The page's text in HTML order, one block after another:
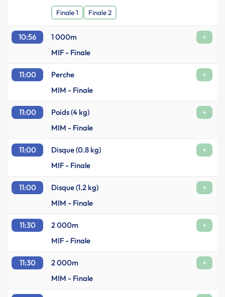
Finale 1 Finale 2
10:56 1 000m
+
MIF - Finale
11:00 Perche
+
MIM - Finale
11:00 Poids (4 kg)
+
MIM - Finale
11:00 Disque (0.8 kg)
+
MIF - Finale
11:00 Disque (1.2 kg)
+
MIM - Finale
11:30 2 000m
+
MIF - Finale
11:30 2 000m
+
MIM - Finale